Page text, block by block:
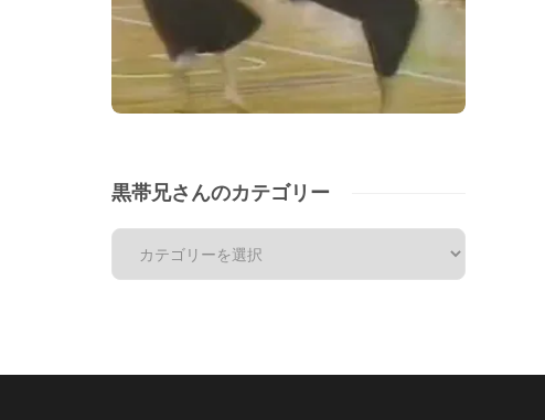
黒帯兄さんのカテゴリー